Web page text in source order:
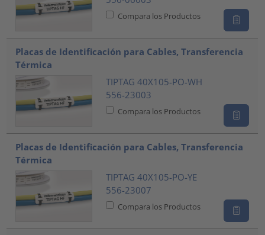
Compara los Productos
Placas de Identificación para Cables, Transferencia
Térmica
TIPTAG 40X105-PO-WH
556-23003
Compara los Productos
Placas de Identificación para Cables, Transferencia
Térmica
TIPTAG 40X105-PO-YE
556-23007
Compara los Productos